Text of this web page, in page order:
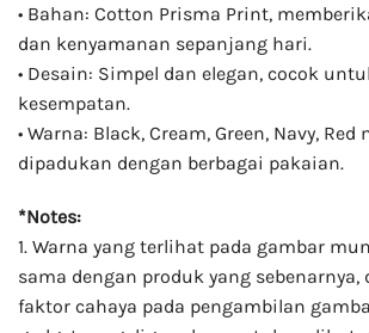
• Bahan: Cotton Prisma Print,
dan kenyamanan sepanjang hari.
• Desain: Simpel dan elegan, cocok
kesempatan.
• Warna: Black, Cream, Green, Navy, Red
dipadukan dengan berbagai pakaian.
*Notes:
1. Warna yang terlihat pada gambar
sama dengan produk yang sebenarnya,
faktor cahaya pada pengambilan